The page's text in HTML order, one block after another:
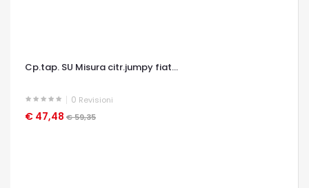
Cp.tap. SU Misura citr.jumpy fiat...
0 Revisioni
€ 47,48 € 59,35
OCCHIATA VELOCE